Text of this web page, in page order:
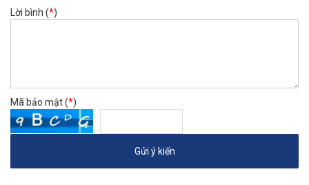
Lời bình (*)
Mã bảo mật (*)